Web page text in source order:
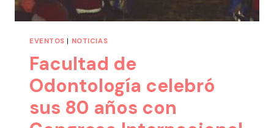
EVENTOS | NOTICIAS
Facultad de
Odontología celebró
sus 80 años con